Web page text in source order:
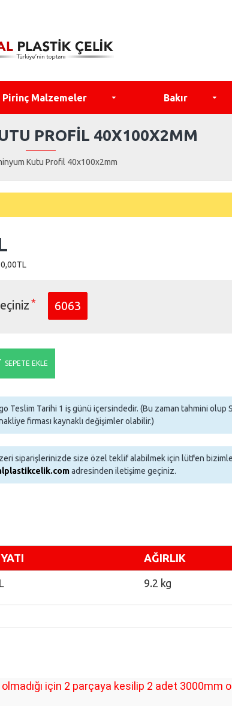
Pirinç Malzemeler Bakır
Kutu Profil 40x100x2mm
PROFIL 40X100X2MM
SEPETE EKLE
6063
Teslim Tarihi 1 iş günü içersindedir. (Bu zaman tahmini olup
firması kaynaklı değişimler olabilir.)
siparişlerinizde size özel teklif alabilmek için lütfen bizimle
adresinden iletişime geçiniz.
AĞIRLIK
9.2 kg
için 2 parçaya kesilip 2 adet